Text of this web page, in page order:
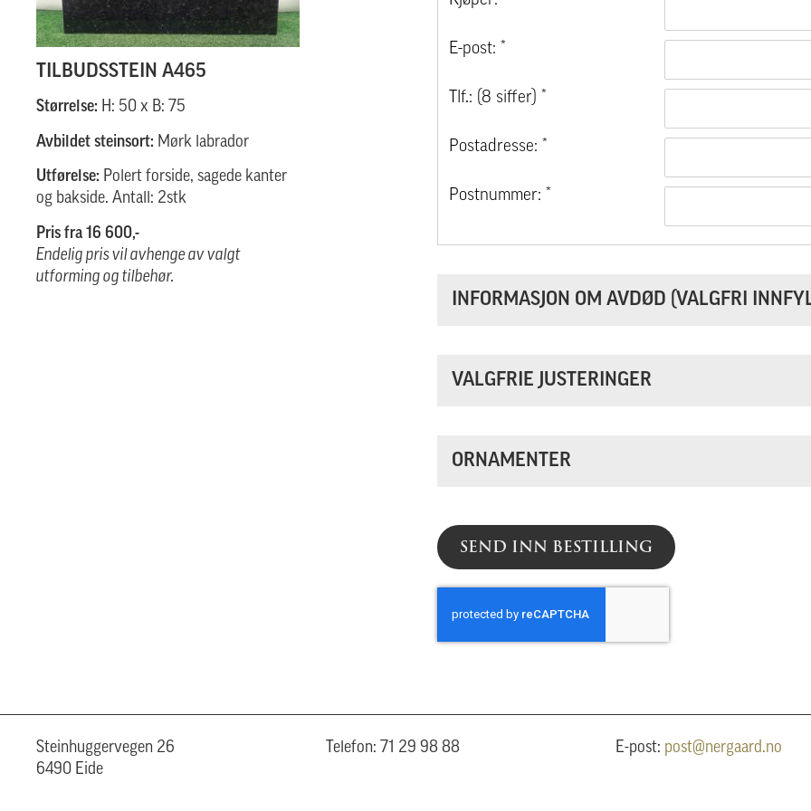
TILBUDSSTEIN A465
Størrelse: H: 50 x B: 75
Avbildet steinsort: Mørk labrador
Utførelse: Polert forside, sagede kanter
og bakside. Antall: 2stk
Pris fra 16 600,-
Endelig pris vil avhenge av valgt
utforming og tilbehør.
E-post: *
Tlf.: (8 siffer) *
Postadresse: *
Postnummer: *
INFORMASJON OM AVDØD (VALGFRI
VALGFRIE JUSTERINGER
ORNAMENTER
SEND INN BESTILLING
Steinhuggervegen 26
6490 Eide
Telefon: 71 29 98 88 E-post: post@nergaard.no